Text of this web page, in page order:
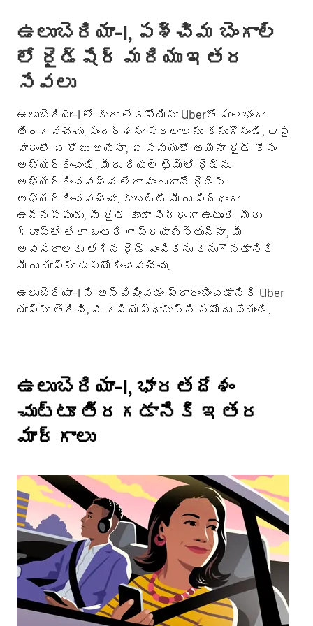
ఉలుబెరియా-I, పశ్చిమ బెంగాల్
లో రైడ్‌షేర్ మరియు ఇతర
సేవలు
ఉలుబెరియా-I లో కారు లేకపోయినా Uberతో సులభంగా
తిరగవచ్చు. సందర్శనా స్థలాలను కనుగొనండి, ఆపై
వారంలో ఏ రోజు అయినా, ఏ సమయంలో అయినా రైడ్ కోసం
అభ్యర్థించండి. మీరు రియల్ టైమ్‌లో రైడ్‌ను
అభ్యర్థించవచ్చు లేదా ముందుగానే రైడ్‌ను
అభ్యర్థించవచ్చు. కాబట్టి మీరు సిద్ధంగా
ఉన్నప్పుడు, మీ రైడ్ కూడా సిద్ధంగా ఉంటుంది. మీరు
గ్రూప్؜లో లేదా ఒంటరిగా ప్రయాణిస్తున్నా, మీ
అవసరాలకు తగిన రైడ్ ఎంపికను కనుగొనడానికి
మీరు యాప్‌ను ఉపయోగించవచ్చు.
ఉలుబెరియా-I ని అన్వేషించడం ప్రారంభించడానికి Uber
యాప్‌ను తెరిచి, మీ గమ్యస్థానాన్ని నమోదు చేయండి.
ఉలుబెరియా-I, భారతదేశం
చుట్టూ తిరగడానికి ఇతర
మార్గాలు